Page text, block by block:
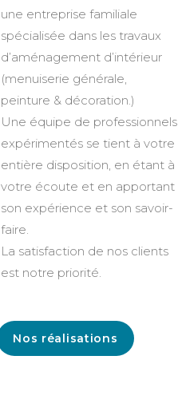
une entreprise familiale
spécialisée dans les travaux
d’aménagement d’intérieur
(menuiserie générale,
peinture & décoration.)
Une équipe de professionnels
expérimentés se tient à votre
entière disposition, en étant à
votre écoute et en apportant
son expérience et son savoir-
faire.
La satisfaction de nos clients
est notre priorité.
Nos réalisations